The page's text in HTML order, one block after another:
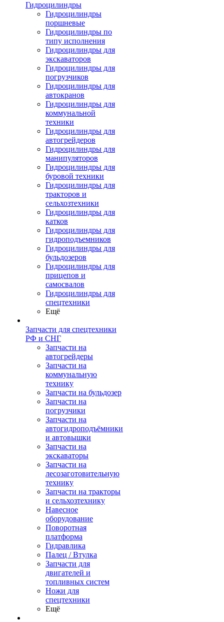
Гидроцилиндры
Гидроцилиндры
поршневые
Гидроцилиндры по
типу исполнения
Гидроцилиндры для
экскаваторов
Гидроцилиндры для
погрузчиков
Гидроцилиндры для
автокранов
Гидроцилиндры для
коммунальной
техники
Гидроцилиндры для
автогрейдеров
Гидроцилиндры для
манипуляторов
Гидроцилиндры для
буровой техники
Гидроцилиндры для
тракторов и
сельхозтехники
Гидроцилиндры для
катков
Гидроцилиндры для
гидроподъемников
Гидроцилиндры для
бульдозеров
Гидроцилиндры для
прицепов и
самосвалов
Гидроцилиндры для
спецтехники
Ещё
Запчасти для спецтехники
РФ и СНГ
Запчасти на
автогрейдеры
Запчасти на
коммунальную
технику
Запчасти на бульдозер
Запчасти на
погрузчики
Запчасти на
автогидроподъёмники
и автовышки
Запчасти на
экскаваторы
Запчасти на
лесозаготовительную
технику
Запчасти на тракторы
и сельхозтехнику
Навесное
оборудование
Поворотная
платформа
Гидравлика
Палец / Втулка
Запчасти для
двигателей и
топливных систем
Ножи для
спецтехники
Ещё